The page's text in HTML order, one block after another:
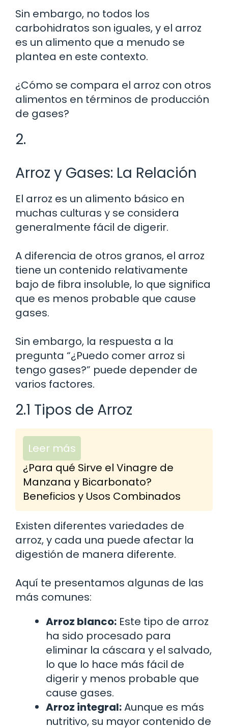
Sin embargo, no todos los
carbohidratos son iguales, y el arroz
es un alimento que a menudo se
plantea en este contexto.
¿Cómo se compara el arroz con otros
alimentos en términos de producción
de gases?
2.
Arroz y Gases: La Relación
El arroz es un alimento básico en
muchas culturas y se considera
generalmente fácil de digerir.
A diferencia de otros granos, el arroz
tiene un contenido relativamente
bajo de fibra insoluble, lo que significa
que es menos probable que cause
gases.
Sin embargo, la respuesta a la
pregunta “¿Puedo comer arroz si
tengo gases?” puede depender de
varios factores.
2.1 Tipos de Arroz
Leer más
¿Para qué Sirve el Vinagre de
Manzana y Bicarbonato?
Beneficios y Usos Combinados
Existen diferentes variedades de
arroz, y cada una puede afectar la
digestión de manera diferente.
Aquí te presentamos algunas de las
más comunes:
Arroz blanco: Este tipo de arroz
ha sido procesado para
eliminar la cáscara y el salvado,
lo que lo hace más fácil de
digerir y menos probable que
cause gases.
Arroz integral:Aunque es más
nutritivo, su mayor contenido de